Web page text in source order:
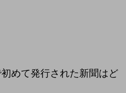
めて発行された新聞はど